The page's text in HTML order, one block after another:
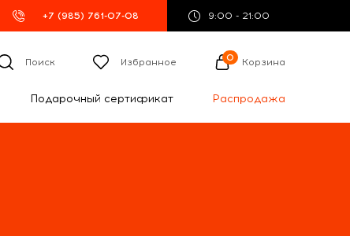
+7 (985) 761-07-08 9:00 - 21:00
Поиск Избранное 0 Корзина
Подарочный сертификат Распродажа